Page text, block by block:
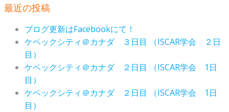
最近の投稿
ブログ更新はFacebookにて！
ケベックシティ＠カナダ ３日目 （ISCAR学会 ２日
目）
ケベックシティ＠カナダ ２日目 （ISCAR学会 1日
目）
ケベックシティ＠カナダ ２日目 （ISCAR学会 1日
目）